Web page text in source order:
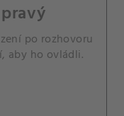
po rozhovoru
aby ho ovládli.